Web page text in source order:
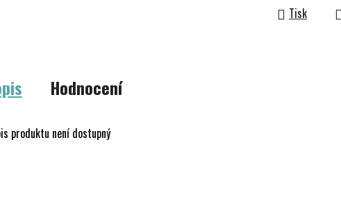
Tisk
Hodnocení
produktu není dostupný